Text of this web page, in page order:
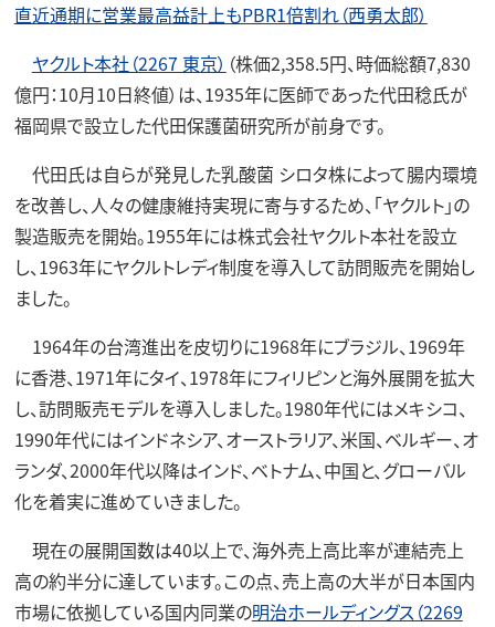
直近通期に営業最高益計上もPBR1倍割れ（西勇太郎）
ヤクルト本社（2267 東京） （株価2,358.5円、時価総額7,830
億円：10月10日終値）は、1935年に医師であった代田稔氏が
福岡県で設立した代田保護菌研究所が前身です。
代田氏は自らが発見した乳酸菌 シロタ株によって腸内環境
を改善し、人々の健康維持実現に寄与するため、「ヤクルト」の
製造販売を開始。1955年には株式会社ヤクルト本社を設立
し、1963年にヤクルトレディ制度を導入して訪問販売を開始し
ました。
1964年の台湾進出を皮切りに1968年にブラジル、1969年
に香港、1971年にタイ、1978年にフィリピンと海外展開を拡大
し、訪問販売モデルを導入しました。1980年代にはメキシコ、
1990年代にはインドネシア、オーストラリア、米国、ベルギー、オ
ランダ、2000年代以降はインド、ベトナム、中国と、グローバル
化を着実に進めていきました。
現在の展開国数は40以上で、海外売上高比率が連結売上
高の約半分に達しています。この点、売上高の大半が日本国内
市場に依拠している国内同業の明治ホールディングス（2269